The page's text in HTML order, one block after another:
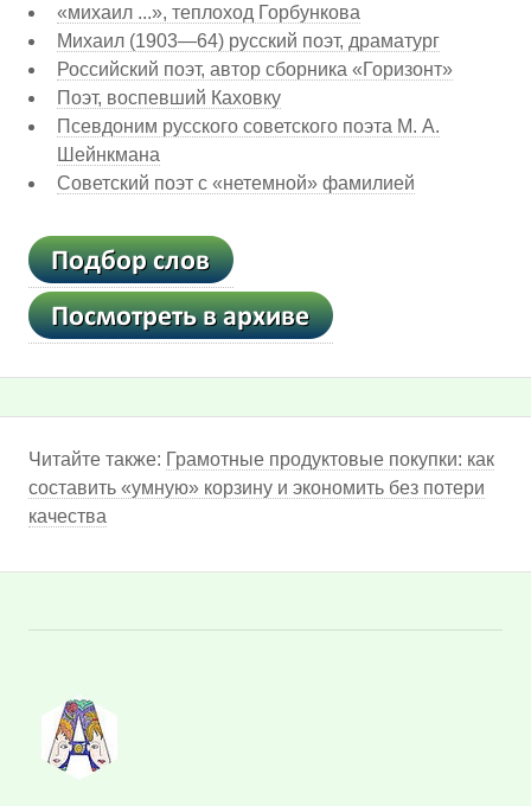
«михаил ...», теплоход Горбункова
Михаил (1903—64) русский поэт, драматург
Российский поэт, автор сборника «Горизонт»
Поэт, воспевший Каховку
Псевдоним русского советского поэта М. А.
Шейнкмана
Советский поэт с «нетемной» фамилией
Читайте также: Грамотные продуктовые покупки: как
составить «умную» корзину и экономить без потери
качества